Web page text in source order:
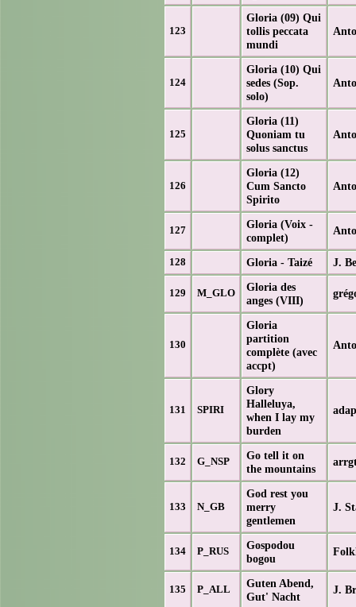
123
Gloria (09) Qui
tollis peccata
mundi
124
Gloria (10) Qui
sedes (Sop.
solo)
125
Gloria (11)
Quoniam tu
solus sanctus
126
Gloria (12)
Cum Sancto
Spirito
127
Gloria (Voix -
complet)
128 Gloria - Taizé J.
129 M_GLO
Gloria des
anges (VIII)
130
Gloria
partition
complète (avec
accpt)
131 SPIRI
Glory
Halleluya,
when I lay my
burden
132 G_NSP
Go tell it on
the mountains
133 N_GB
God rest you
merry
gentlemen
J.
134 P_RUS
Gospodou
bogou
135 P_ALL
Guten Abend,
Gut' Nacht
J.